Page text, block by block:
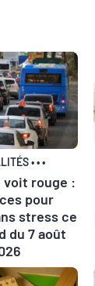
•••
voit rouge :
pour
stress ce
du 7 août